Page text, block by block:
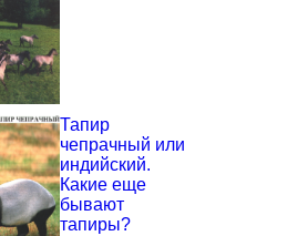
Тапир
чепрачный или
индийский.
Какие еще
бывают
тапиры?